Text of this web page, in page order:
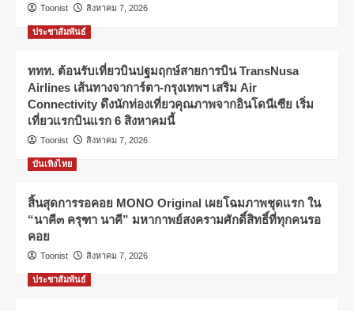
Toonist สิงหาคม 7, 2026
ประชาสัมพันธ์
ททท. ต้อนรับเที่ยวบินปฐมฤกษ์สายการบิน TransNusa
Airlines เส้นทางจาการ์ตา-กรุงเทพฯ เสริม Air
Connectivity ดึงนักท่องเที่ยวคุณภาพจากอินโดนีเซีย เริ่ม
เที่ยวแรกบินแรก 6 สิงหาคมนี้
Toonist สิงหาคม 7, 2026
บันเทิงไทย
สิ้นสุดการรอคอย MONO Original เผยโฉมภาพชุดแรก ใน
“นาคี๓ ครุฑา นาคี” มหากาพย์สงครามศักดิ์สิทธิ์ที่ทุกคนรอ
คอย
Toonist สิงหาคม 7, 2026
ประชาสัมพันธ์